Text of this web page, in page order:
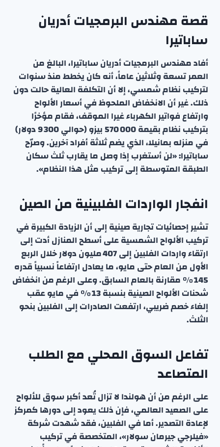
قصة مهندس البرمجيات أدريان
ساباتيرا
أفاد مهندس البرمجيات أدريان ساباتيرا، البالغ من
العمر تسعة وثلاثين عاماً، أنه كان يخطط منذ سنوات
لتركيب نظام شمسي، إلا أن التكلفة العالية حالت دون
ذلك. غير أن الانخفاض الملحوظ في أسعار الألواح
وارتفاع فواتير الكهرباء غيرا الموقف، فقام مؤخرًا
بتركيب نظام بقيمة 570 000 بيزو (حوالي 9 300 دولار)
في منزله بمانيلا، الذي يضم ثلاثة أفراد آخرين. وصرّح
ساباتيرا: «لن أستغرب إذا وصل ما يقارب ثلث سكان
الطبقة المتوسطة إلى تركيب مثل هذا النظام».
انفجار الواردات الفلبينية من الصين
تشير إحصائيات تجارية صينية إلى أن الزيادة الكبيرة في
تركيب الألواح الشمسية على أسطح المنازل أدت إلى
ارتقاء واردات الفلبين إلى 407 مليون دولار خلال الربع
الأول من العام حتى مايو، ما يعادل ارتفاعاً نسبياً قدره
145 % مقارنة بالعام السابق. وعلى الرغم من انخفاض
شحنات الألواح الصينية بنسبة 13 % في مايو عقب
إلغاء خصم ضريبي، ارتفعت الصادرات إلى الفلبين بنحو
الثلث.
تفاعل السوق المحلي مع الطلب
المتصاعد
على الرغم من أن هولندا لا تزال تُعد أكبر سوق للألواح
على الصعيد العالمي، فإن ذلك يعود إلى دورها كمركز
لإعادة التصدير. أما في الفلبين، فقد شهدت شركة
«فيلرجي جيرمان سولار»، المتخصصة في تركيب